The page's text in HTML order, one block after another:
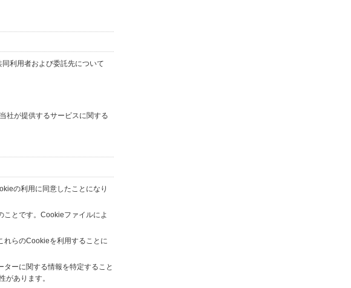
利用者および委託先について
社が提供するサービスに関する
の利用に同意したことになり
ことです。Cookieファイルによ
れらのCookieを利用することに
ーに関する情報を特定すること
があります。